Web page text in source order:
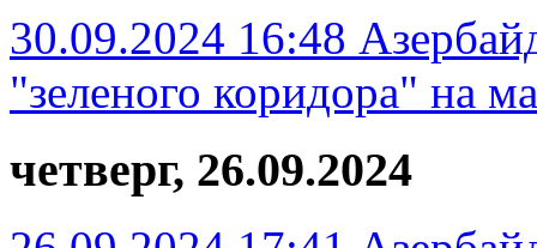
30.09.2024 16:48
"зеленого коридора" на
четверг, 26.09.2024